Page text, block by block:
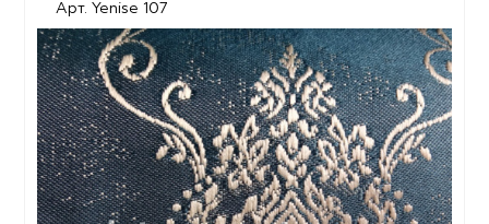
Арт. Yenise 107